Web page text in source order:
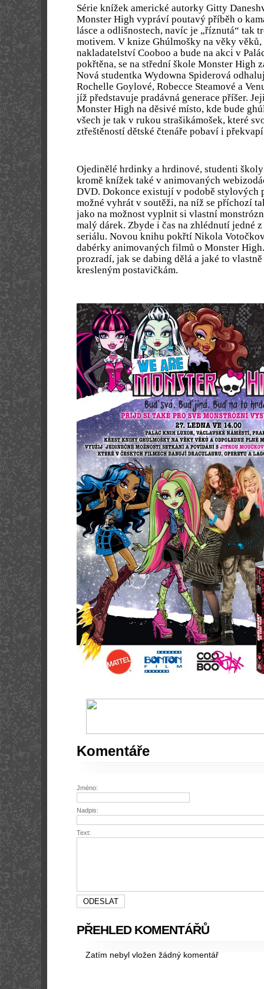
Série knížek americké autorky Gitty
Monster High vypráví poutavý příběh o
lásce a odlišnostech, navíc je „říznutá“ tak
motivem. V knize Ghúlmošky na věky
nakladatelství Cooboo a bude na akci v
pokřtěna, se na střední škole Monster High
Nová studentka Wydowna Spiderová
Rochelle Goylové, Robecce Steamové a
jíž představuje pradávná generace příšer.
Monster High na děsivé místo, kde bude
všech je tak v rukou strašikámošek, které
ztřeštěností dětské čtenáře pobaví i
Ojedinělé hrdinky a hrdinové, studenti
kromě knížek také v animovaných
DVD. Dokonce existují v podobě stylových
možné vyhrát v soutěži, na níž se příchozí
jako na možnost vyplnit si vlastní
malý dárek. Zbyde i čas na zhlédnutí jedné
seriálu. Novou knihu pokřtí Nikola
dabérky animovaných filmů o Monster
prozradí, jak se dabing dělá a jaké to
kresleným postavičkám.
Komentáře
Jméno:
Nadpis:
Text:
PŘEHLED KOMENTÁŘŮ
Zatím nebyl vložen žádný komentář